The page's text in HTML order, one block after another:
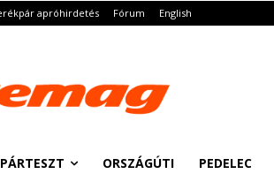
apróhirdetés Fórum English
ORSZÁGÚTI PEDELEC